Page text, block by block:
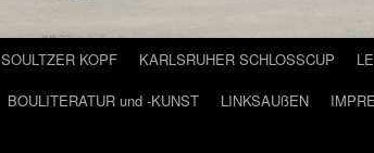
SOULTZER KOPF KARLSRUHER SCHLOSSCUP
BOULITERATUR und -KUNST LINKSAUßEN